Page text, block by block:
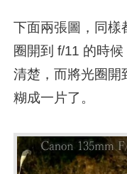
下面兩張圖，同樣
圈開到 f/11 的時
清楚，而將光圈開
糊成一片了。